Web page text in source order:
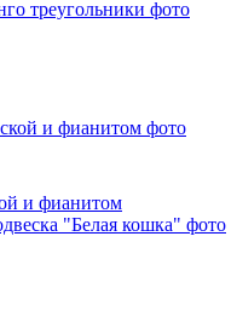
и фианитом